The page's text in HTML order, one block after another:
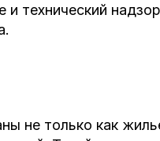
и технический
не только как